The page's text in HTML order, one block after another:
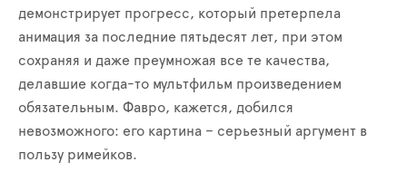
демонстрирует прогресс, который претерпела
анимация за последние пятьдесят лет, при этом
сохраняя и даже преумножая все те качества,
делавшие когда-то мультфильм произведением
обязательным. Фавро, кажется, добился
невозможного: его картина – серьезный аргумент в
пользу римейков.